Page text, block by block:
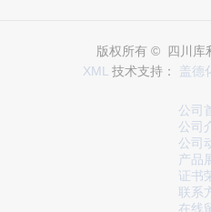
版权所有 © 四川库
XML 技术支持： 盖德
公司
公司
公司
产品
证书
联系
在线